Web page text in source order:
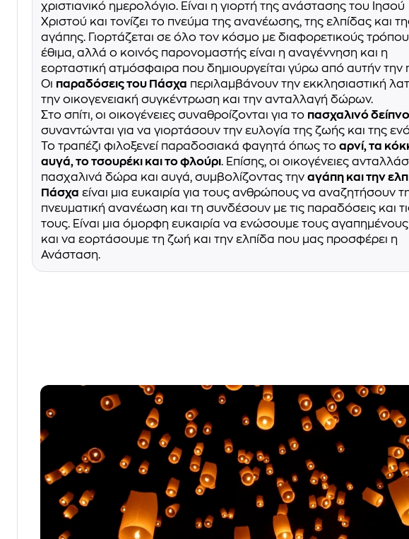
χριστιανικό ημερολόγιο. Είναι η γιορτή της ανάστασης του Ιησού
Χριστού και τονίζει το πνεύμα της ανανέωσης, της ελπίδας και
αγάπης. Γιορτάζεται σε όλο τον κόσμο με διαφορετικούς
έθιμα, αλλά ο κοινός παρονομαστής είναι η αναγέννηση και η
εορταστική ατμόσφαιρα που δημιουργείται γύρω από αυτήν την
Οι παραδόσεις του Πάσχα περιλαμβάνουν την εκκλησιαστική
την οικογενειακή συγκέντρωση και την ανταλλαγή δώρων.
Στο σπίτι, οι οικογένειες συναθροίζονται για το πασχαλινό δείπνο
συναντώνται για να γιορτάσουν την ευλογία της ζωής και της
Το τραπέζι φιλοξενεί παραδοσιακά φαγητά όπως το αρνί, τα
αυγά, το τσουρέκι και το φλούρι. Επίσης, οι οικογένειες
πασχαλινά δώρα και αυγά, συμβολίζοντας την αγάπη και την
Πάσχα είναι μια ευκαιρία για τους ανθρώπους να αναζητήσουν
πνευματική ανανέωση και τη συνδέσουν με τις παραδόσεις και
τους. Είναι μια όμορφη ευκαιρία να ενώσουμε τους
και να εορτάσουμε τη ζωή και την ελπίδα που μας προσφέρει η
Ανάσταση.